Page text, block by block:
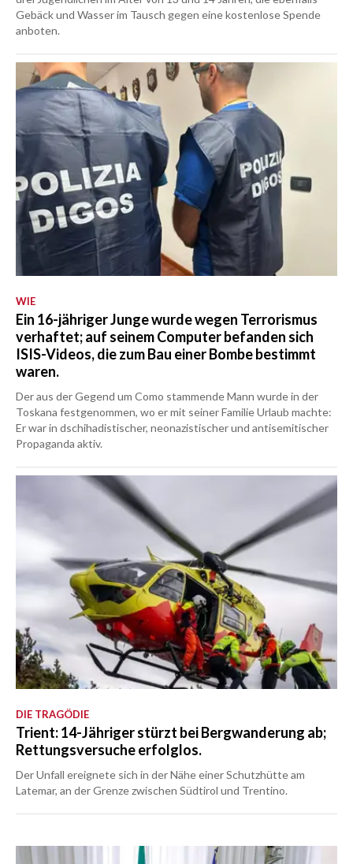
Gebäck und Wasser im Tausch gegen eine kostenlose Spende
anboten.
WIE
Ein 16-jähriger Junge wurde wegen Terrorismus
verhaftet; auf seinem Computer befanden sich
ISIS-Videos, die zum Bau einer Bombe bestimmt
waren.
Der aus der Gegend um Como stammende Mann wurde in der
Toskana festgenommen, wo er mit seiner Familie Urlaub machte:
Er war in dschihadistischer, neonazistischer und antisemitischer
Propaganda aktiv.
DIE TRAGÖDIE
Trient: 14-Jähriger stürzt bei Bergwanderung ab;
Rettungsversuche erfolglos.
Der Unfall ereignete sich in der Nähe einer Schutzhütte am
Latemar, an der Grenze zwischen Südtirol und Trentino.